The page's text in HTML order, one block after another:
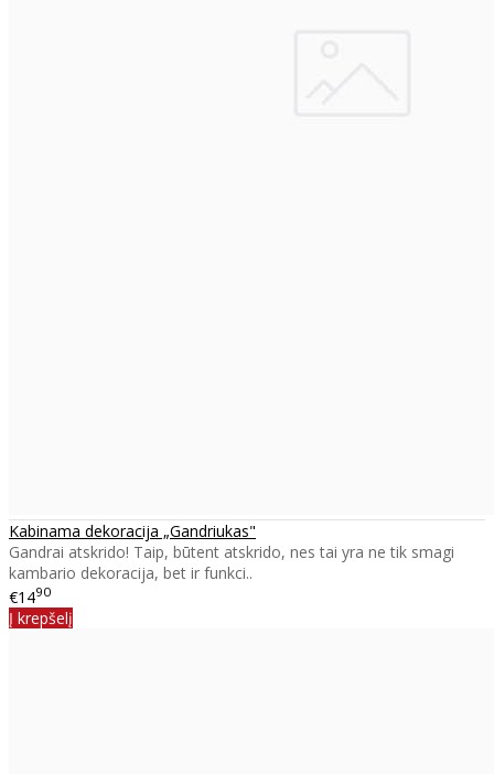
Kabinama dekoracija „Gandriukas"
Gandrai atskrido! Taip, būtent atskrido, nes tai yra ne tik smagi
kambario dekoracija, bet ir funkci..
€1490
Į krepšelį